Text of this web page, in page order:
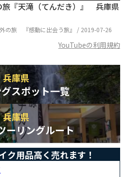
旅『天滝（てんだき）』 兵庫県
の旅 『感動に出会う旅』 / 2019-07-26
YouTubeの利用規約
兵庫県
スポット一覧
兵庫県
ーリングルート
ク用品高く売れます！